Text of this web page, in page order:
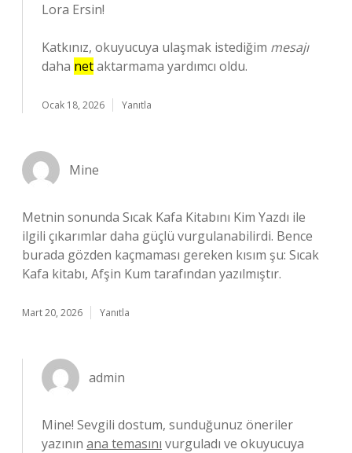
Lora Ersin!
Katkınız, okuyucuya ulaşmak istediğim mesajı
daha netaktarmama yardımcı oldu.
Ocak 18, 2026 Yanıtla
Mine
Metnin sonunda Sıcak Kafa Kitabını Kim Yazdı ile
ilgili çıkarımlar daha güçlü vurgulanabilirdi. Bence
burada gözden kaçmaması gereken kısım şu: Sıcak
Kafa kitabı, Afşin Kum tarafından yazılmıştır.
Mart 20, 2026 Yanıtla
admin
Mine! Sevgili dostum, sunduğunuz öneriler
yazının ana temasını vurguladı ve okuyucuya